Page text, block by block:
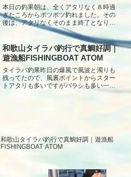
本日の釣果朝は、全くアタリなく８時過
ぎたころからポツポツ釣れました。その
後は、アタリなくそのまま終了となりま
した。初タイラバ３名でしたが、またリ
ベンジしましょう。本日もありがとうご
ざいました。
和歌山タイラバ釣行で真鯛好調｜
遊漁船FISHINGBOAT ATOM
タイラバ釣果昨日の爆風で風波と濁りも
残ってたので、風裏ポイントからスター
トアタリも多いですがバラシも多い一日
でした。本日もありがとうございまし
和歌山タイラバ釣行で真鯛好調｜遊漁船
FISHINGBOAT ATOM